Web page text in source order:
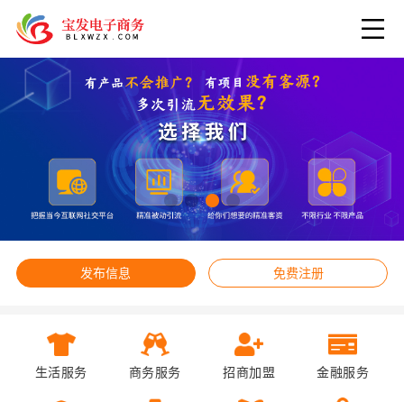
发布信息 免费注册
生活服务 商务服务 招商加盟 金融服务